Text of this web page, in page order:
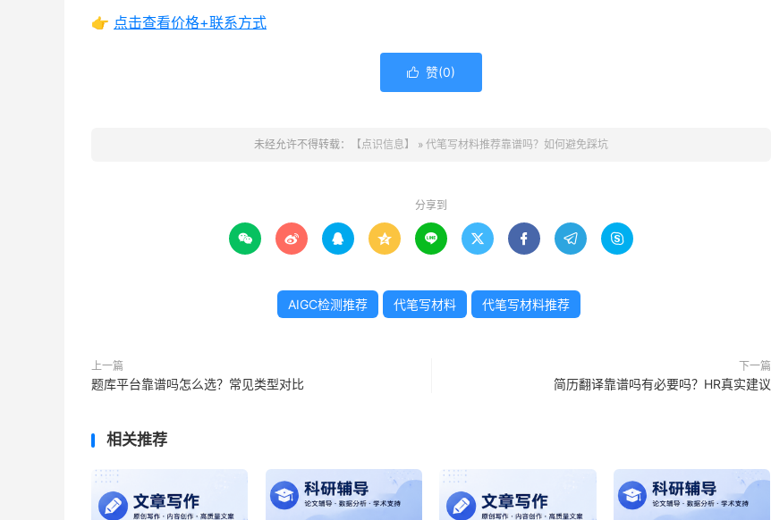
👉 点击查看价格+联系方式
 赞(0)
未经允许不得转载： 【点识信息】 » 代笔写材料推荐靠谱吗？如何避免踩坑
分享到
        
AIGC检测推荐 代笔写材料 代笔写材料推荐
上一篇
题库平台靠谱吗怎么选？常见类型对比
下一篇
简历翻译靠谱吗有必要吗？HR真实建议
相关推荐